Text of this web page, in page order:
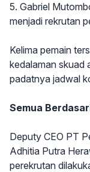
5. Gabriel
menjadi rekrutan
Kelima pemain
kedalaman skuad
padatnya jadwal
Semua
Deputy CEO PT
Adhitia Putra
perekrutan